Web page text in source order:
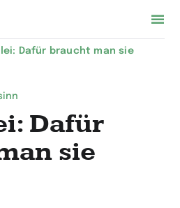
Dafür braucht man sie
Dafür
sie